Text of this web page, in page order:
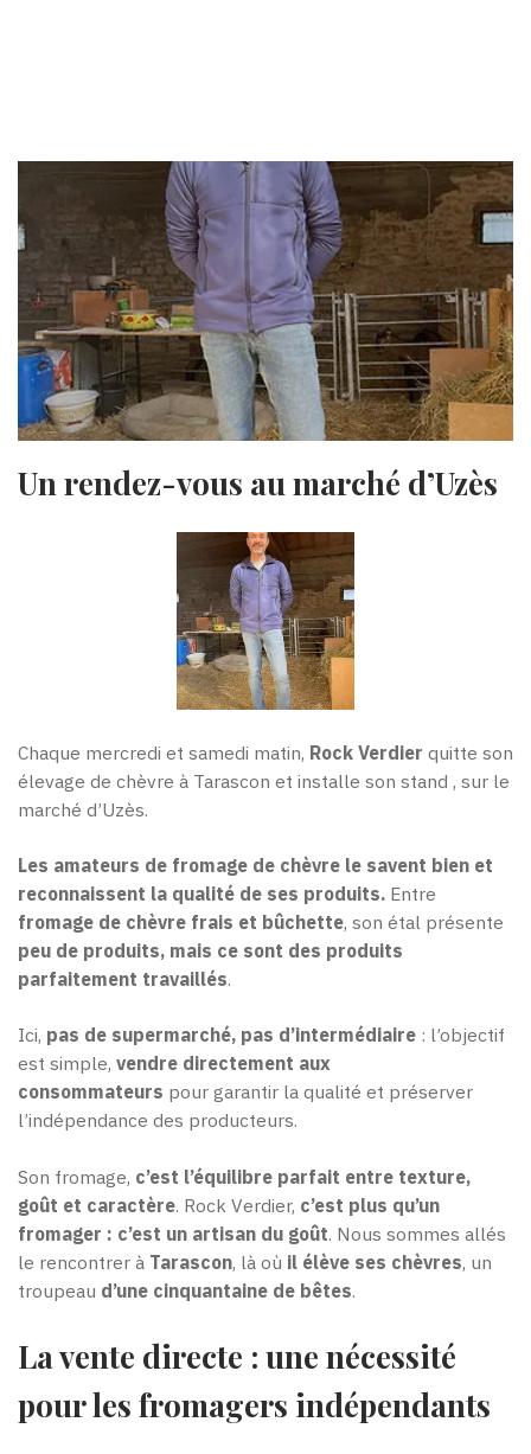
Un rendez-vous au marché d’Uzès
Chaque mercredi et samedi matin, Rock Verdier quitte son
élevage de chèvre à Tarascon et installe son stand , sur le
marché d’Uzès.
Les amateurs de fromage de chèvre le savent bien et
reconnaissent la qualité de ses produits. Entre
fromage de chèvre frais et bûchette, son étal présente
peu de produits, mais ce sont des produits
parfaitement travaillés.
Ici, pas de supermarché, pas d’intermédiaire : l’objectif
est simple, vendre directement aux
consommateurs pour garantir la qualité et préserver
l’indépendance des producteurs.
Son fromage, c’est l’équilibre parfait entre texture,
goût et caractère. Rock Verdier, c’est plus qu’un
fromager : c’est un artisan du goût. Nous sommes allés
le rencontrer à Tarascon, là où il élève ses chèvres, un
troupeau d’une cinquantaine de bêtes.
La vente directe : une nécessité
pour les fromagers indépendants